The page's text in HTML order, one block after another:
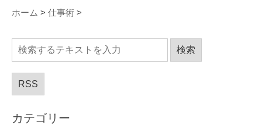
ホーム > 仕事術 >
RSS
カテゴリー